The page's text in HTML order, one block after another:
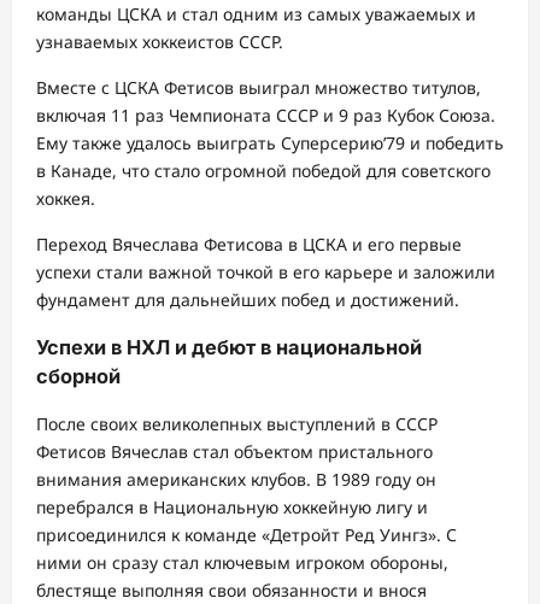
команды ЦСКА и стал одним из самых уважаемых и
узнаваемых хоккеистов СССР.
Вместе с ЦСКА Фетисов выиграл множество титулов,
включая 11 раз Чемпионата СССР и 9 раз Кубок Союза.
Ему также удалось выиграть Суперсерию’79 и победить
в Канаде, что стало огромной победой для советского
хоккея.
Переход Вячеслава Фетисова в ЦСКА и его первые
успехи стали важной точкой в его карьере и заложили
фундамент для дальнейших побед и достижений.
Успехи в НХЛ и дебют в национальной
сборной
После своих великолепных выступлений в СССР
Фетисов Вячеслав стал объектом пристального
внимания американских клубов. В 1989 году он
перебрался в Национальную хоккейную лигу и
присоединился к команде «Детройт Ред Уингз». С
ними он сразу стал ключевым игроком обороны,
блестяще выполняя свои обязанности и внося